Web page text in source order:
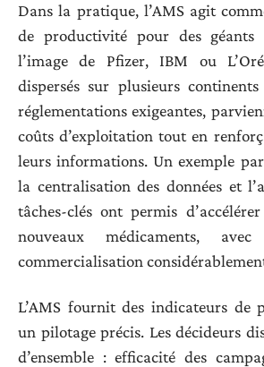
Dans la pratique, l’AMS agit
de productivité pour des géants
l’image de Pfizer, IBM ou
dispersés sur plusieurs
réglementations exigeantes,
coûts d’exploitation tout en
leurs informations. Un exemple
la centralisation des données et
tâches-clés ont permis
nouveaux médicaments,
commercialisation
L’AMS fournit des indicateurs de
un pilotage précis. Les décideurs
d’ensemble : efficacité des